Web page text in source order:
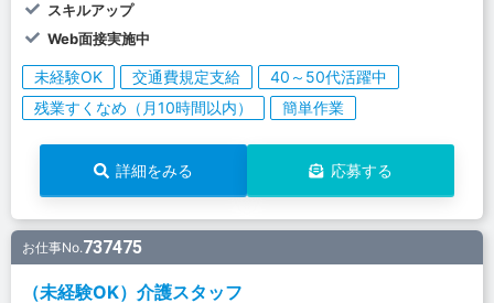
スキルアップ
Web面接実施中
未経験OK 交通費規定支給
40～50代活躍中
残業すくなめ（月10時間以内）
簡単作業
詳細をみる 応募する
お仕事No.737475
（未経験OK）介護スタッフ